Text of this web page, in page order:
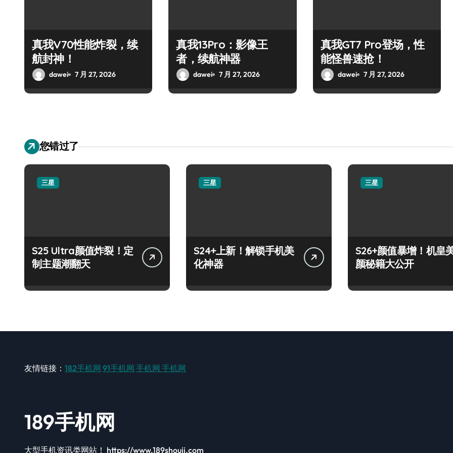
真我V70性能炸裂，续
航封神！
dawei 7 月 27, 2026
真我13Pro：影像王
者，续航神器
dawei 7 月 27, 2026
真我GT7 Pro登场，性
能怪兽速抢！
dawei 7 月 27, 2026
您错过了
三星
S25 Ultra颜值炸裂！定
制主题潮翻天
三星
S24+上新！解锁手机美
化神器
三星
S26+颜值暴增！机皇
颜秘籍大公开
友情链接： 182手机网 91手机网 手机网 手机网
189手机网
大型手机资讯类网站！ https://www.189shouji.com